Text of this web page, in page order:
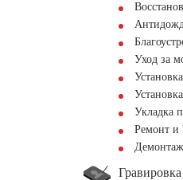
Уход за
Укладка
Ремонт и
Демонтаж
Гравировка